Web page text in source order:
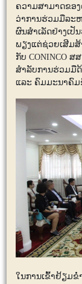
ຄວາມສາມາດຂອງ
ວ່າການຮ່ວມມືລະ
ຜົນສຳເລັດຢ່າງເປັ
ພຽງແຕ່ຊ່ວຍເສີມ
ກັບ CONINCO
ສຳລັບການຮ່ວມມືດ້
ແລະ ຄົມມະນາຄົມ
ໃນການເຂົ້າຢ້ຽມຂໍ່